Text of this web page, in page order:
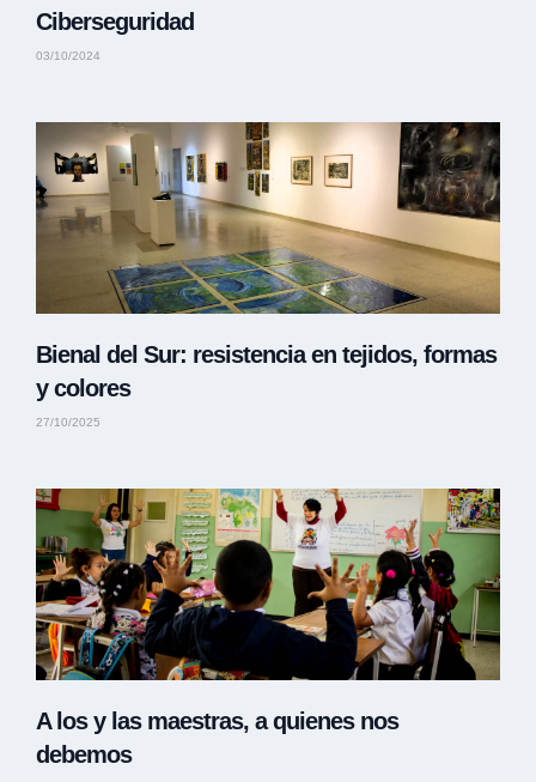
Ciberseguridad
03/10/2024
Bienal del Sur: resistencia en tejidos, formas
y colores
27/10/2025
A los y las maestras, a quienes nos
debemos